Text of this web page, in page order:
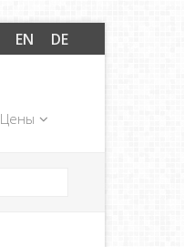
EN DE
Цены